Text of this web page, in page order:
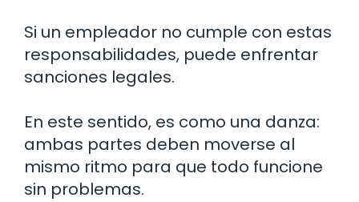
Si un empleador no cumple con estas
responsabilidades, puede enfrentar
sanciones legales.
En este sentido, es como una danza:
ambas partes deben moverse al
mismo ritmo para que todo funcione
sin problemas.